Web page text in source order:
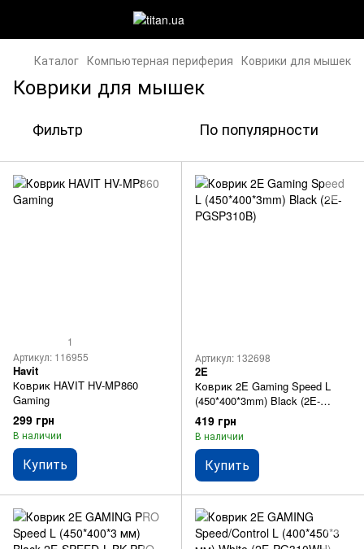
Каталог Компьютерная периферия Коврики для мышек
Коврики для мышек
Фильтр По популярности
1
Артикул: 116955
Havit
Коврик HAVIT HV-MP860
Gaming
299 грн
В наличии
Купить
Артикул: 132698
2E
Коврик 2E Gaming Speed L
(450*400*3mm) Black (2E-
PGSP310B)
419 грн
В наличии
Купить